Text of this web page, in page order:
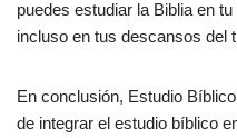
puedes estudiar la Biblia en
incluso en tus descansos del
En conclusión, Estudio
de integrar el estudio bíblico